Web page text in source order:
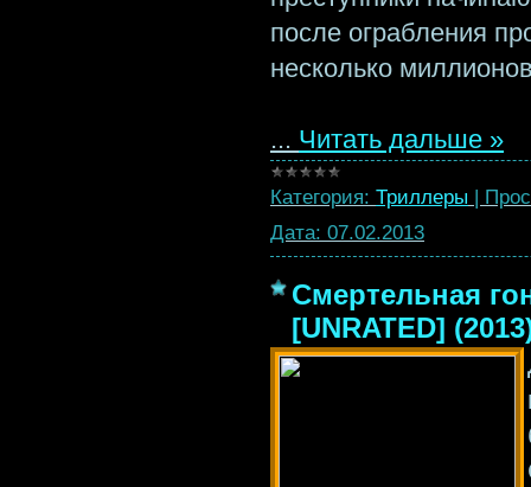
после ограбления
несколько
... Читать дальше »
Категория: Триллеры |
Дата: 07.02.2013
Смертельная
[UNRATED]